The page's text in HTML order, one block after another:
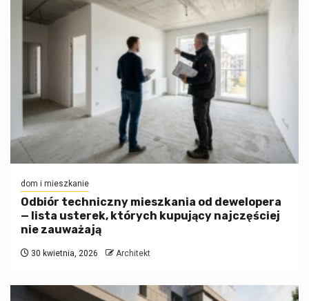
dom i mieszkanie
Odbiór techniczny mieszkania od dewelopera
— lista usterek, których kupujący najczęściej
nie zauważają
30 kwietnia, 2026 Architekt